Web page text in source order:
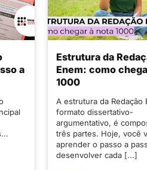
a
Estrutura da
Enem: como
1000
A estrutura da Redação
formato dissertativo-
argumentativo, é
três partes. Hoje, você
aprender o passo a
desenvolver cada [...]